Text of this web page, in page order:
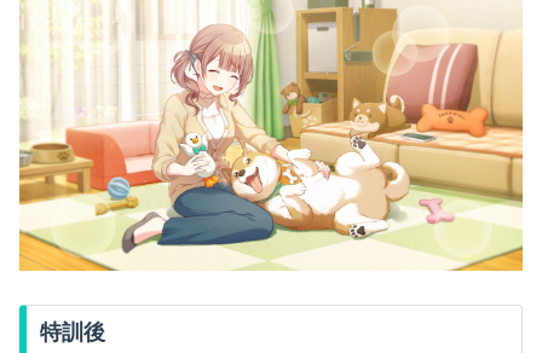
特訓後